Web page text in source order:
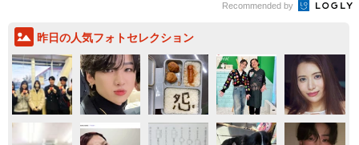
Recommended by
昨日の人気フォトセレクション